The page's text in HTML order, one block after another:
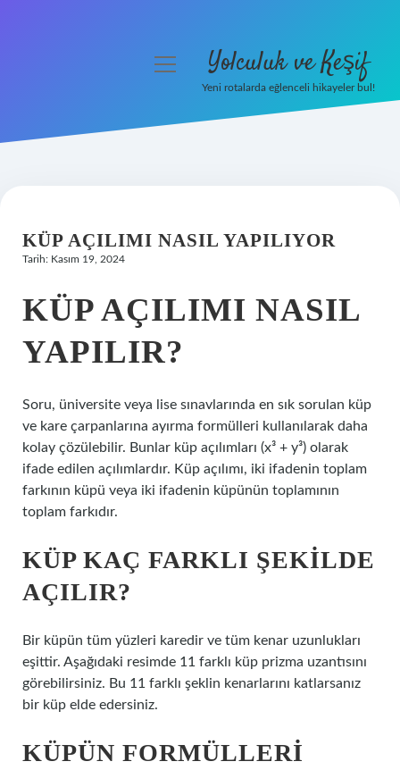
Hakkımızda
menüyü Yolculuk ve Keşif
Yeni rotalarda eğlenceli hikayeler bul!
KÜP AÇILIMI NASIL YAPILIYOR
Tarih: Kasım 19, 2024
KÜP AÇILIMI NASIL
YAPILIR?
Soru, üniversite veya lise sınavlarında en sık sorulan küp
ve kare çarpanlarına ayırma formülleri kullanılarak daha
kolay çözülebilir. Bunlar küp açılımları (x³ + y³) olarak
ifade edilen açılımlardır. Küp açılımı, iki ifadenin toplam
farkının küpü veya iki ifadenin küpünün toplamının
toplam farkıdır.
KÜP KAÇ FARKLI ŞEKILDE
AÇILIR?
Bir küpün tüm yüzleri karedir ve tüm kenar uzunlukları
eşittir. Aşağıdaki resimde 11 farklı küp prizma uzantısını
görebilirsiniz. Bu 11 farklı şeklin kenarlarını katlarsanız
bir küp elde edersiniz.
KÜPÜN FORMÜLLERI